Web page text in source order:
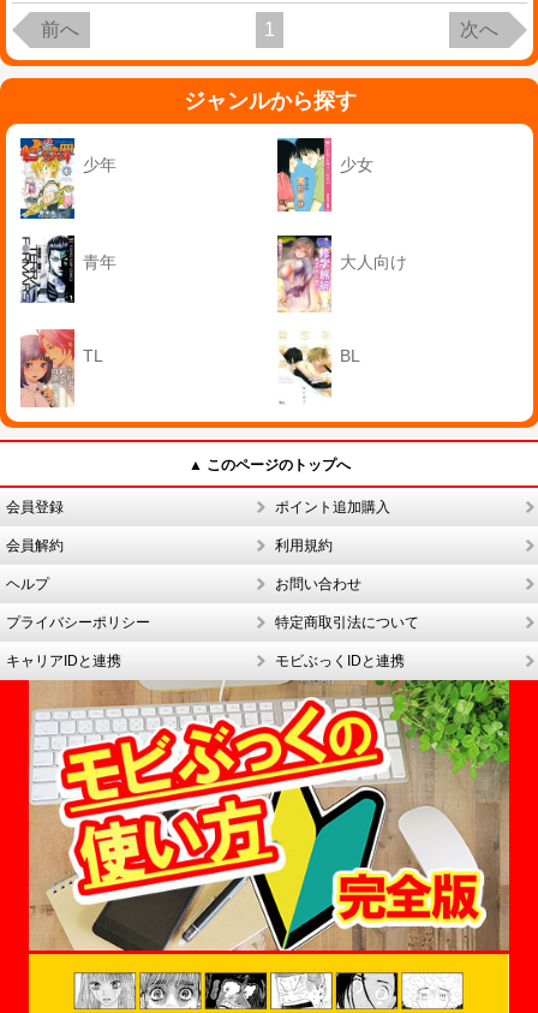
前へ 1 次へ
ジャンルから探す
少年 少女
青年 大人向け
TL BL
▲ このページのトップへ
会員登録 ポイント追加購入
会員解約 利用規約
ヘルプ お問い合わせ
プライバシーポリシー 特定商取引法について
キャリアIDと連携 モビぶっくIDと連携